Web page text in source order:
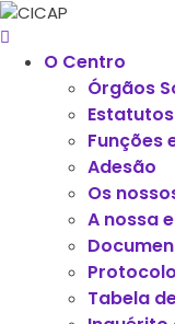
O Centro
Órgãos
Funções
Adesão
Os
A nossa
Tabela